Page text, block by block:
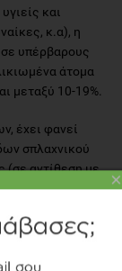
και
κ.α), η
σε υπέρβαρους
άτομα
μεταξύ 10-19%.
έχει φανεί
σπλαχνικού
(σε αντίθεση με
από εκεί και
δεν βοηθούν
×